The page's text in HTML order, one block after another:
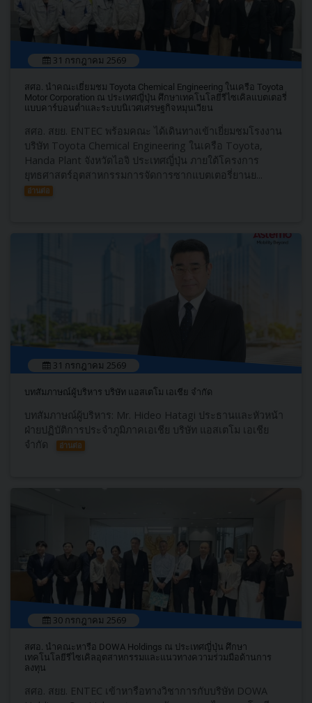
31 กรกฎาคม 2569
สศอ. นำคณะเยี่ยมชม Toyota Chemical Engineering ในเครือ Toyota
Motor Corporation ณ ประเทศญี่ปุ่น ศึกษาเทคโนโลยีรีไซเคิลแบตเตอรี่
แบบคาร์บอนต่ำและระบบนิเวศเศรษฐกิจหมุนเวียน
สศอ. สยย. ENTEC พร้อมคณะ ได้เดินทางเข้าเยี่ยมชมโรงงาน
บริษัท Toyota Chemical Engineering ในเครือ Toyota,
Handa Plant จังหวัดไอจิ ประเทศญี่ปุ่น ภายใต้โครงการ
ยุทธศาสตร์อุตสาหกรรมการจัดการซากแบตเตอรี่ยานย...
อ่านต่อ
31 กรกฎาคม 2569
บทสัมภาษณ์ผู้บริหาร บริษัท แอสเตโม เอเชีย จำกัด
บทสัมภาษณ์ผู้บริหาร: Mr. Hideo Hatagi ประธานและหัวหน้า
ฝ่ายปฏิบัติการประจำภูมิภาคเอเชีย บริษัท แอสเตโม เอเชีย
จำกัด
อ่านต่อ
30 กรกฎาคม 2569
สศอ. นำคณะหารือ DOWA Holdings ณ ประเทศญี่ปุ่น ศึกษา
เทคโนโลยีรีไซเคิลอุตสาหกรรมและแนวทางความร่วมมือด้านการ
ลงทุน
สศอ. สยย. ENTEC เข้าหารือทางวิชาการกับบริษัท DOWA